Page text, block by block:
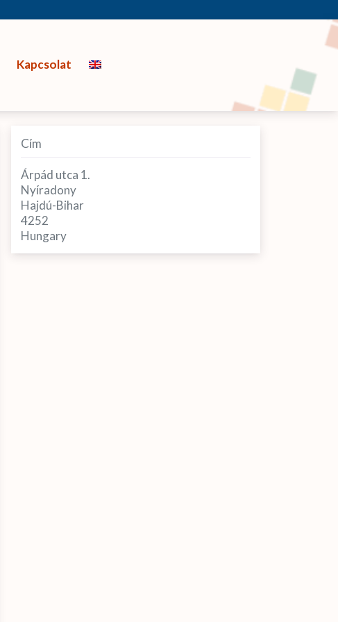
Kapcsolat
Cím
Árpád utca 1.
Nyíradony
Hajdú-Bihar
4252
Hungary